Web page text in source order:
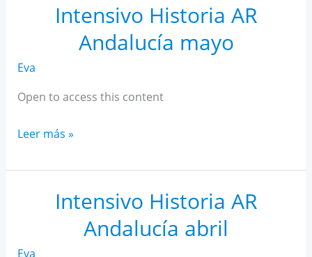
Intensivo Historia AR
Andalucía mayo
Eva
Open to access this content
Intensivo
AR
Andalucía
Leer más »
Intensivo Historia AR
Andalucía abril
Eva